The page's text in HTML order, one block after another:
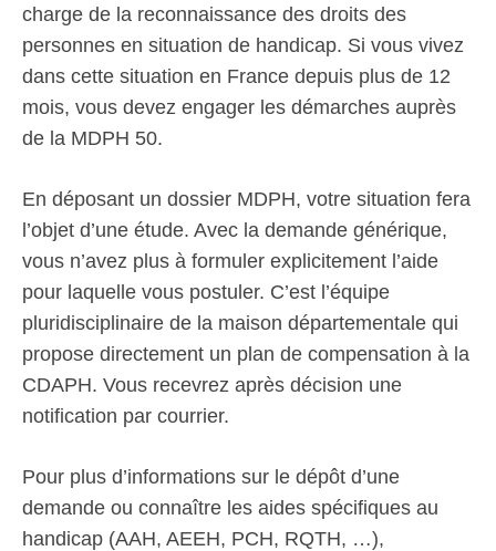
charge de la reconnaissance des droits des
personnes en situation de handicap. Si vous vivez
dans cette situation en France depuis plus de 12
mois, vous devez engager les démarches auprès
de la MDPH 50.
En déposant un dossier MDPH, votre situation fera
l’objet d’une étude. Avec la demande générique,
vous n’avez plus à formuler explicitement l’aide
pour laquelle vous postuler. C’est l’équipe
pluridisciplinaire de la maison départementale qui
propose directement un plan de compensation à la
CDAPH. Vous recevrez après décision une
notification par courrier.
Pour plus d’informations sur le dépôt d’une
demande ou connaître les aides spécifiques au
handicap (AAH, AEEH, PCH, RQTH, …),